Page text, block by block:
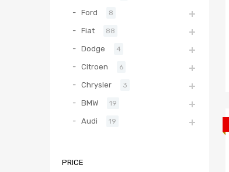
Ford 8
Fiat 88
Dodge 4
Citroen 6
Chrysler 3
BMW 19
Audi 19
PRICE